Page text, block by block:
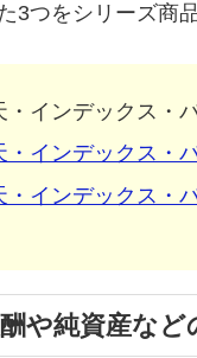
3つをシリーズ商
・インデックス・
・インデックス・
・インデックス・
や純資産など